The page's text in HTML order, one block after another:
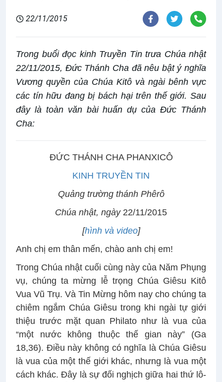
22/11/2015
Trong buổi đọc kinh Truyền Tin trưa Chúa nhật
22/11/2015, Đức Thánh Cha đã nêu bật ý nghĩa
Vương quyền của Chúa Kitô và ngài bênh vực
các tín hữu đang bị bách hại trên thế giới. Sau
đây là toàn văn bài huấn dụ của Đức Thánh
Cha:
ĐỨC THÁNH CHA PHANXICÔ
KINH TRUYỀN TIN
Quảng trường thánh Phêrô
Chúa nhật, ngày 22/11/2015
[hình và video]
Anh chị em thân mến, chào anh chị em!
Trong Chúa nhật cuối cùng này của Năm Phụng
vụ, chúng ta mừng lễ trọng Chúa Giêsu Kitô
Vua Vũ Trụ. Và Tin Mừng hôm nay cho chúng ta
chiêm ngắm Chúa Giêsu trong khi ngài tự giới
thiệu trước mặt quan Philato như là vua của
“một nước không thuộc thế gian này” (Ga
18,36). Điều này không có nghĩa là Chúa Giêsu
là vua của một thế giới khác, nhưng là vua một
cách khác. Đây là sự đối nghịch giữa hai thứ lô-